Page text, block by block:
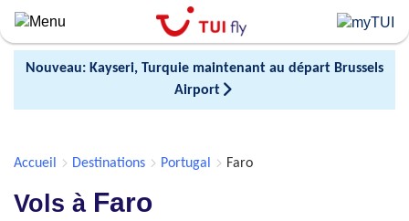
Skip
to
main
contentNouveau: Kayseri, Turquie maintenant au départ Brussels
Airport
Accueil Destinations Portugal Faro
Vols à Faro